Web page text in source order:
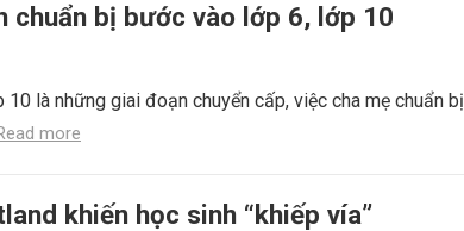
chuẩn bị bước vào lớp 6, lớp 10
là những giai đoạn chuyển cấp, việc cha mẹ chuẩn bị
more
khiến học sinh “khiếp vía”